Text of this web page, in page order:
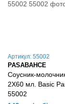
Артикул: 55002
PASABAHCE
Соусник-
2Х60 мл. Basic
55002